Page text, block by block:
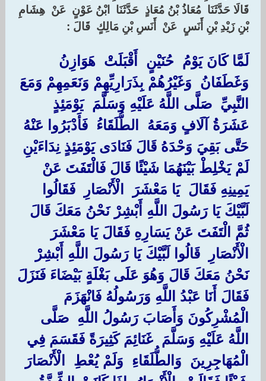
‏قَالَا حَدَّثَنَا ‏ ‏مُعَاذُ بْنُ مُعَاذٍ ‏ ‏حَدَّثَنَا ‏ ‏ابْنُ عَوْنٍ ‏ ‏عَنْ ‏ ‏هِشَامِ
بْنِ زَيْدِ بْنِ أَنَسٍ ‏ ‏عَنْ ‏ ‏أَنَسِ بْنِ مَالِكٍ ‏ ‏قَالَ :‏
‏لَمَّا كَانَ يَوْمُ ‏ ‏حُنَيْنٍ ‏ ‏أَقْبَلَتْ ‏ ‏هَوَازِنُ ‏
‏وَغَطَفَانُ ‏ ‏وَغَيْرُهُمْ بِذَرَارِيِّهِمْ وَنَعَمِهِمْ وَمَعَ
النَّبِيِّ ‏ ‏صَلَّى اللَّهُ عَلَيْهِ وَسَلَّمَ ‏ ‏يَوْمَئِذٍ
عَشَرَةُ آلَافٍ وَمَعَهُ ‏ ‏الطُّلَقَاءُ ‏ ‏فَأَدْبَرُوا عَنْهُ
حَتَّى بَقِيَ وَحْدَهُ قَالَ فَنَادَى يَوْمَئِذٍ نِدَاءَيْنِ
لَمْ يَخْلِطْ بَيْنَهُمَا شَيْئًا قَالَ فَالْتَفَتَ عَنْ
يَمِينِهِ فَقَالَ ‏ ‏يَا مَعْشَرَ ‏ ‏الْأَنْصَارِ ‏ ‏فَقَالُوا
لَبَّيْكَ يَا رَسُولَ اللَّهِ أَبْشِرْ نَحْنُ مَعَكَ قَالَ
ثُمَّ الْتَفَتَ عَنْ يَسَارِهِ فَقَالَ يَا مَعْشَرَ ‏
‏الْأَنْصَارِ ‏ ‏قَالُوا لَبَّيْكَ يَا رَسُولَ اللَّهِ أَبْشِرْ
نَحْنُ مَعَكَ قَالَ وَهُوَ عَلَى بَغْلَةٍ بَيْضَاءَ فَنَزَلَ
فَقَالَ أَنَا عَبْدُ اللَّهِ وَرَسُولُهُ فَانْهَزَمَ
الْمُشْرِكُونَ وَأَصَابَ رَسُولُ اللَّهِ ‏ ‏صَلَّى
اللَّهُ عَلَيْهِ وَسَلَّمَ ‏ ‏غَنَائِمَ كَثِيرَةً فَقَسَمَ فِي ‏
‏الْمُهَاجِرِينَ ‏ ‏وَالطُّلَقَاءِ ‏ ‏وَلَمْ يُعْطِ ‏ ‏الْأَنْصَارَ ‏